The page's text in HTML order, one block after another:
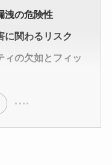
洩の危険性
に関わるリスク
ィの欠如とフィッ